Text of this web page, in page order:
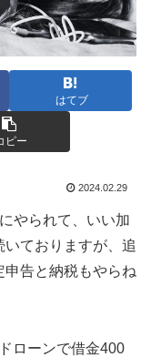
はてブ
ピー
2024.02.29
やられて、いい加
ておりますが、追
告と納税もやらね
ローンで借金400